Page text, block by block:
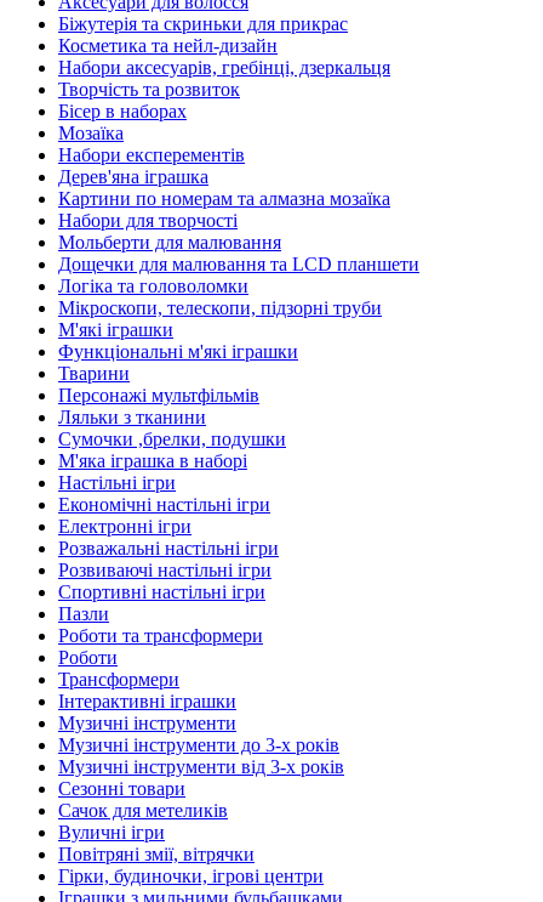
Біжутерія та скриньки для прикрас
Косметика та нейл-дизайн
Набори аксесуарів, гребінці, дзеркальця
Творчість та розвиток
Бісер в наборах
Мозаїка
Набори експерементів
Дерев'яна іграшка
Картини по номерам та алмазна мозаїка
Набори для творчості
Мольберти для малювання
Дощечки для малювання та LCD планшети
Логіка та головоломки
Мікроскопи, телескопи, підзорні труби
М'які іграшки
Функціональні м'які іграшки
Тварини
Персонажі мультфільмів
Ляльки з тканини
Сумочки ,брелки, подушки
М'яка іграшка в наборі
Настільні ігри
Економічні настільні ігри
Електронні ігри
Розважальні настільні ігри
Розвиваючі настільні ігри
Спортивні настільні ігри
Пазли
Роботи та трансформери
Роботи
Трансформери
Інтерактивні іграшки
Музичні інструменти
Музичні інструменти до 3-х років
Музичні інструменти від 3-х років
Сезонні товари
Сачок для метеликів
Вуличні ігри
Повітряні змії, вітрячки
Гірки, будиночки, ігрові центри
Іграшки з мильними бульбашками